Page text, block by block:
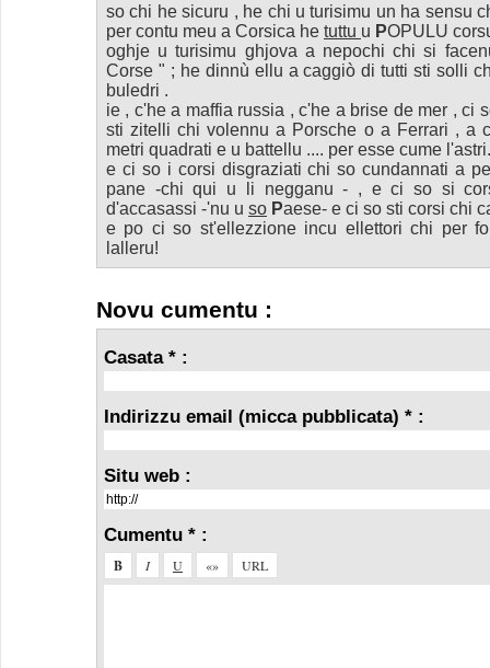
so chi he sicuru , he chi u turisimu un ha sensu
per contu meu a Corsica he tuttu u POPULU
oghje u turisimu ghjova a nepochi chi si
Corse " ; he dinnù ellu a caggiò di tutti sti solli
buledri .
ie , c'he a maffia russia , c'he a brise de mer , ci
sti zitelli chi volennu a Porsche o a Ferrari , a
metri quadrati e u battellu .... per esse cume l'astri.
e ci so i corsi disgraziati chi so cundannati a
pane -chi qui u li negganu - , e ci so si
d'accasassi -'nu u so Paese- e ci so sti corsi chi
e po ci so st'ellezzione incu ellettori chi per
lalleru!
Novu cumentu :
Casata * :
Indirizzu email (micca pubblicata) * :
Situ web :
Cumentu * :